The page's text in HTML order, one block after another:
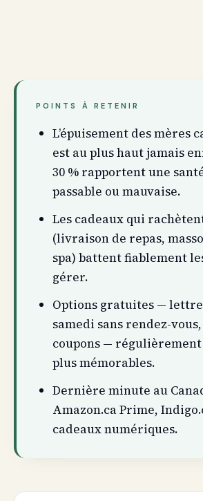
POINTS À RETENIR
L’épuisement des mères
est au plus haut jamais
30 % rapportent une
passable ou mauvaise.
Les cadeaux qui
(livraison de repas,
spa) battent fiablement
gérer.
Options gratuites —
samedi sans rendez-
coupons — régulièrement
plus mémorables.
Dernière minute au
Amazon.ca Prime,
cadeaux numériques.